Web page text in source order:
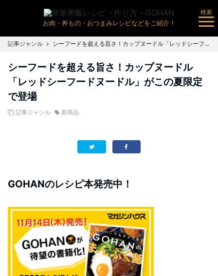
お肉・丼もの・おつまみレシピなどをご紹介！
検索
記事ジャンル シーフードを超える旨さ！カップヌードル「レッドシーフードヌードル」がこの夏限定で登場
シーフードを超える旨さ！カップヌードル
「レッドシーフードヌードル」がこの夏限定
で登場
記事ジャンル 新商品
GOHANのレシピ本発売中！